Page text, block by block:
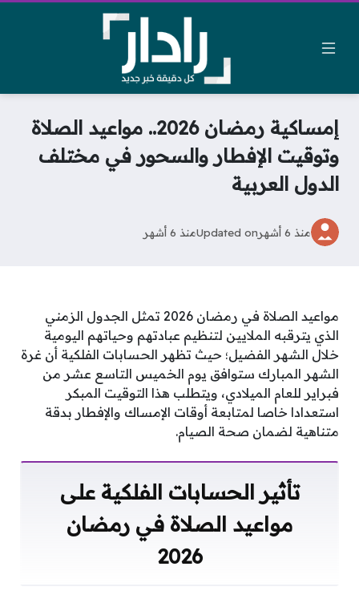
إمساكية رمضان 2026.. مواعيد الصلاة
وتوقيت الإفطار والسحور في مختلف
الدول العربية
منذ 6 أشهر Updated onمنذ 6 أشهر
مواعيد الصلاة في رمضان 2026 تمثل الجدول الزمني
الذي يترقبه الملايين لتنظيم عبادتهم وحياتهم اليومية
خلال الشهر الفضيل؛ حيث تظهر الحسابات الفلكية أن غرة
الشهر المبارك ستوافق يوم الخميس التاسع عشر من
فبراير للعام الميلادي، ويتطلب هذا التوقيت المبكر
استعدادا خاصا لمتابعة أوقات الإمساك والإفطار بدقة
متناهية لضمان صحة الصيام.
تأثير الحسابات الفلكية على
مواعيد الصلاة في رمضان
2026